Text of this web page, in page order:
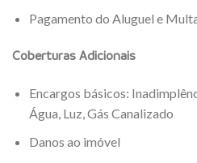
Pagamento do Aluguel e
Coberturas Adicionais
Encargos básicos:
Água, Luz, Gás Canalizado
Danos ao imóvel